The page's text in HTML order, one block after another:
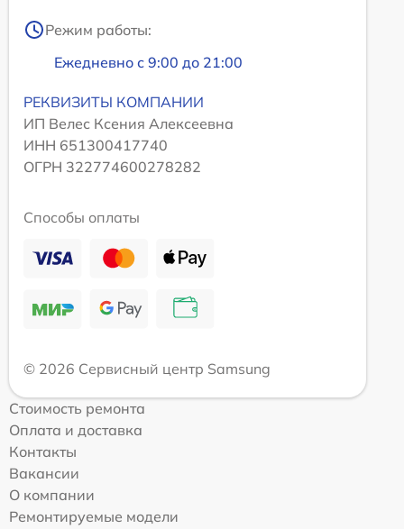
Режим работы:
Ежедневно с 9:00 до 21:00
РЕКВИЗИТЫ КОМПАНИИ
ИП Велес Ксения Алексеевна
ИНН 651300417740
ОГРН 322774600278282
Способы оплаты
© 2026 Сервисный центр Samsung
Стоимость ремонта
Оплата и доставка
Контакты
Вакансии
О компании
Ремонтируемые модели